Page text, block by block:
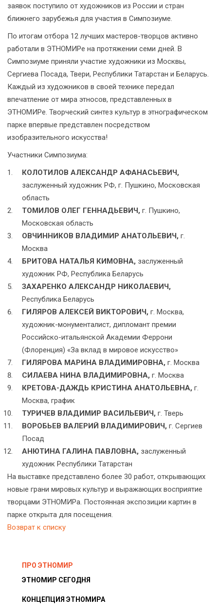
заявок поступило от художников из России и стран
ближнего зарубежья для участия в Симпозиуме.
По итогам отбора 12 лучших мастеров-творцов активно
работали в ЭТНОМИРе на протяжении семи дней. В
Симпозиуме приняли участие художники из Москвы,
Сергиева Посада, Твери, Республики Татарстан и Беларусь.
Каждый из художников в своей технике передал
впечатление от мира этносов, представленных в
ЭТНОМИРе. Творческий синтез культур в этнографическом
парке впервые представлен посредством
изобразительного искусства!
Участники Симпозиума:
КОЛОТИЛОВ АЛЕКСАНДР АФАНАСЬЕВИЧ,
заслуженный художник РФ, г. Пушкино, Московская
область
ТОМИЛОВ ОЛЕГ ГЕННАДЬЕВИЧ, г. Пушкино,
Московская область
ОВЧИННИКОВ ВЛАДИМИР АНАТОЛЬЕВИЧ, г.
Москва
БРИТОВА НАТАЛЬЯ КИМОВНА, заслуженный
художник РФ, Республика Беларусь
ЗАХАРЕНКО АЛЕКСАНДР НИКОЛАЕВИЧ,
Республика Беларусь
ГИЛЯРОВ АЛЕКСЕЙ ВИКТОРОВИЧ, г. Москва,
художник-монументалист, дипломант премии
Российско-итальянской Академии Феррони
(Флоренция) «За вклад в мировое искусство»
ГИЛЯРОВА МАРИНА ВЛАДИМИРОВНА, г. Москва
СИЛАЕВА НИНА ВЛАДИМИРОВНА, г. Москва
КРЕТОВА-ДАЖДЬ КРИСТИНА АНАТОЛЬЕВНА, г.
Москва, график
ТУРИЧЕВ ВЛАДИМИР ВАСИЛЬЕВИЧ, г. Тверь
ВОРОБЬЕВ ВАЛЕРИЙ ВЛАДИМИРОВИЧ, г. Сергиев
Посад
АНЮТИНА ГАЛИНА ПАВЛОВНА, заслуженный
художник Республики Татарстан
На выставке представлено более 30 работ, открывающих
новые грани мировых культур и выражающих восприятие
творцами ЭТНОМИРа. Постоянная экспозиции картин в
парке открыта для посещения.
Возврат к списку
ПРО ЭТНОМИР
ЭТНОМИР СЕГОДНЯ
КОНЦЕПЦИЯ ЭТНОМИРА